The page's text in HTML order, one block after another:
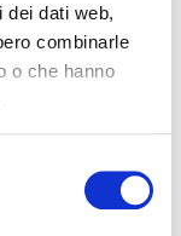
dei dati web,
combinarle
o che hanno